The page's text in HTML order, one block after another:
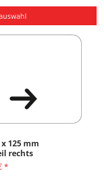
125 mm
rechts
*